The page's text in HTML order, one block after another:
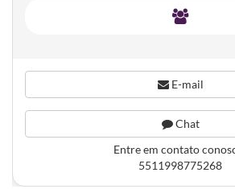
E-mail
Chat
Entre em contato
5511998775268